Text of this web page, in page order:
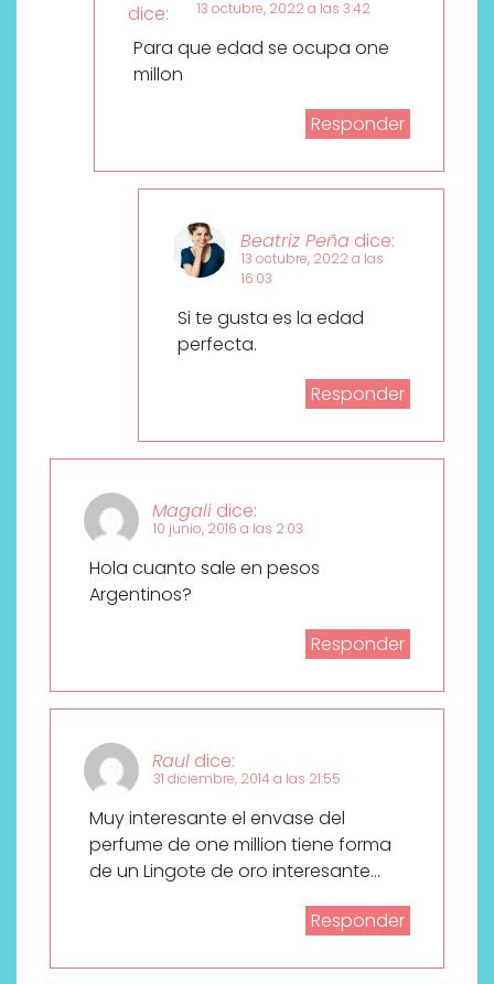
dice: 13 octubre, 2022 a las 3:42
Para que edad se ocupa one
millon
Responder
Beatriz Peña dice:
13 octubre, 2022 a las
16:03
Si te gusta es la edad
perfecta.
Responder
Magali dice:
10 junio, 2016 a las 2:03
Hola cuanto sale en pesos
Argentinos?
Responder
Raul dice:
31 diciembre, 2014 a las 21:55
Muy interesante el envase del
perfume de one million tiene forma
de un Lingote de oro interesante…
Responder